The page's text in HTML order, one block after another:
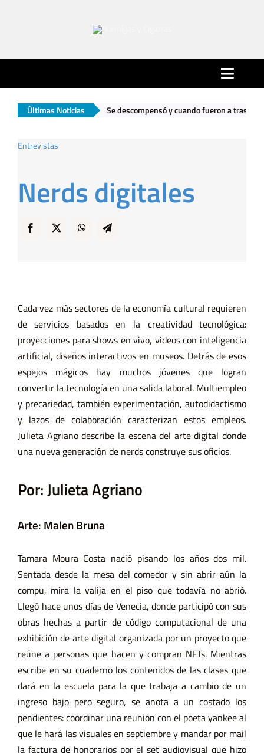
Toggle
Inicio
Ciudad
Actualidad
Últimas Noticias
Se descompensó y cuando fueron a trasladarlo encontraron un
Entrevistas
Nerds digitales
Cada vez más sectores de la economía cultural requieren
de servicios basados en la creatividad tecnológica:
proyecciones para shows en vivo, videos con inteligencia
artificial, diseños interactivos en museos. Detrás de esos
espejos mágicos hay muchos jóvenes que logran
convertir la tecnología en una salida laboral. Multiempleo
y precariedad, también experimentación, autodidactismo
y lazos de colaboración caracterizan estos empleos.
Julieta Agriano describe la escena del arte digital donde
una nueva generación de nerds construye sus oficios.
Por:Julieta Agriano
Arte: Malen Bruna
Tamara Moura Costa nació pisando los años dos mil.
Sentada desde la mesa del comedor y sin abrir aún la
compu, mira la valija en el piso que todavía no abrió.
Llegó hace unos días de Venecia, donde participó con sus
obras hechas a partir de código computacional de una
exhibición de arte digital organizada por un proyecto que
reúne a personas que hacen y compran NFTs. Mientras
escribe en su cuaderno los contenidos de las clases que
dará en la escuela para la que trabaja a cambio de un
ingreso bajo pero seguro, se anota a un costado los
pendientes: coordinar una reunión con el poeta yankee al
que le hará las visuales en septiembre y mandar por mail
la factura de honorarios por el set audiovisual que hizo